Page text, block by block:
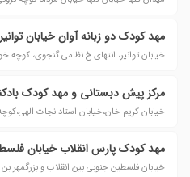
مهد کودک دو زبانه آوان خیابان توانیر
خیابان توانیر، انتهای خ نظامی گنجوی، کوچه
مرکز پیش دبستانی و مهد کودک
خیابان کریم خان،خیابان استاد نجات
مهد کودک پارس انقلاب خیابان
خیابان فلسطین جنوبی بین انقلاب و بزرگمهر